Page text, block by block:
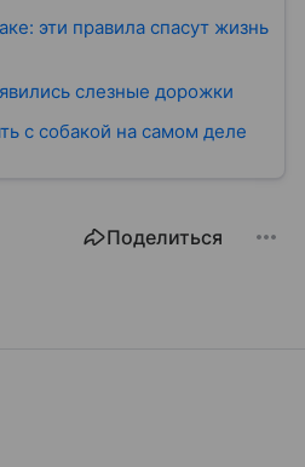
эти правила спасут жизнь
слезные дорожки
с собакой на самом деле
Поделиться